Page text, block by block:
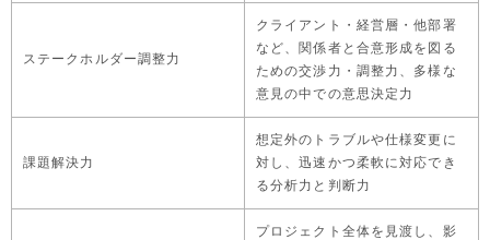
ステークホルダー調整力
クライアント・経営層・他部署
など、関係者と合意形成を図る
ための交渉力・調整力、多様な
意見の中での意思決定力
課題解決力
想定外のトラブルや仕様変更に
対し、迅速かつ柔軟に対応でき
る分析力と判断力
プロジェクト全体を見渡し、影